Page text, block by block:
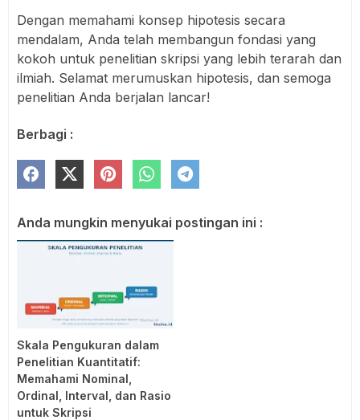
Dengan memahami konsep hipotesis secara
mendalam, Anda telah membangun fondasi yang
kokoh untuk penelitian skripsi yang lebih terarah dan
ilmiah. Selamat merumuskan hipotesis, dan semoga
penelitian Anda berjalan lancar!
Berbagi :
Anda mungkin menyukai postingan ini :
Skala Pengukuran dalam
Penelitian Kuantitatif:
Memahami Nominal,
Ordinal, Interval, dan Rasio
untuk Skripsi